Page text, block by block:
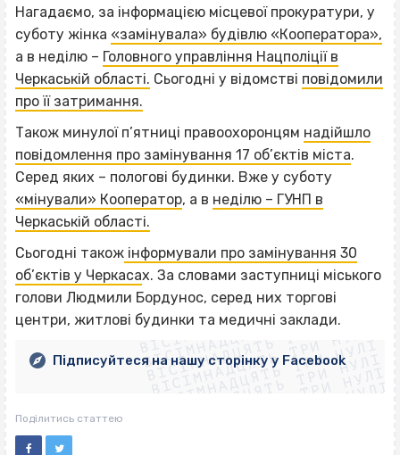
Нагадаємо, за інформацією місцевої прокуратури, у
суботу жінка «замінувала» будівлю «Кооператора»,
а в неділю – Головного управління Нацполіції в
Черкаській області. Сьогодні у відомстві повідомили
про її затримання.
Також минулої п’ятниці правоохоронцям надійшло
повідомлення про замінування 17 об’єктів міста.
Серед яких – пологові будинки. Вже у суботу
«мінували» Кооператор, а в неділю – ГУНП в
Черкаській області.
Сьогодні також інформували про замінування 30
об’єктів у Черкасах. За словами заступниці міського
голови Людмили Бордунос, серед них торгові
центри, житлові будинки та медичні заклади.
ВІСІМНАДЦЯТЬ ТРИ НУЛІ
ВІСІМНАДЦЯТЬ ТРИ НУЛІ
ВІСІМНАДЦЯТЬ ТРИ НУЛІ
ВІСІМНАДЦЯТЬ ТРИ НУЛІ
ВІСІМНАДЦЯТЬ ТРИ НУЛІ
ВІСІМНАДЦЯТЬ ТРИ НУЛІ
ВІСІМНАДЦЯТЬ ТРИ НУЛІ
ВІСІМНАДЦЯТЬ ТРИ НУЛІ
Підписуйтеся на нашу сторінку у Facebook
Поділитись статтею